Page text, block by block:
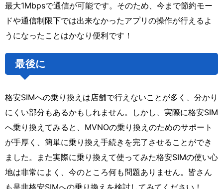
最大1Mbpsで通信が可能です。そのため、今まで節約モー
ドや通信制限下では出来なかったアプリの操作が行えるよ
うになったことはかなり便利です！
最後に
格安SIMへの乗り換えは店舗で行えないことが多く、分かり
にくい部分もあるかもしれません。しかし、実際に格安SIM
へ乗り換えてみると、MVNOの乗り換えのためのサポート
が手厚く、簡単に乗り換え手続きを完了させることができ
ました。また実際に乗り換えて使ってみた格安SIMの使い心
地は非常によく、今のところ何も問題ありません。皆さん